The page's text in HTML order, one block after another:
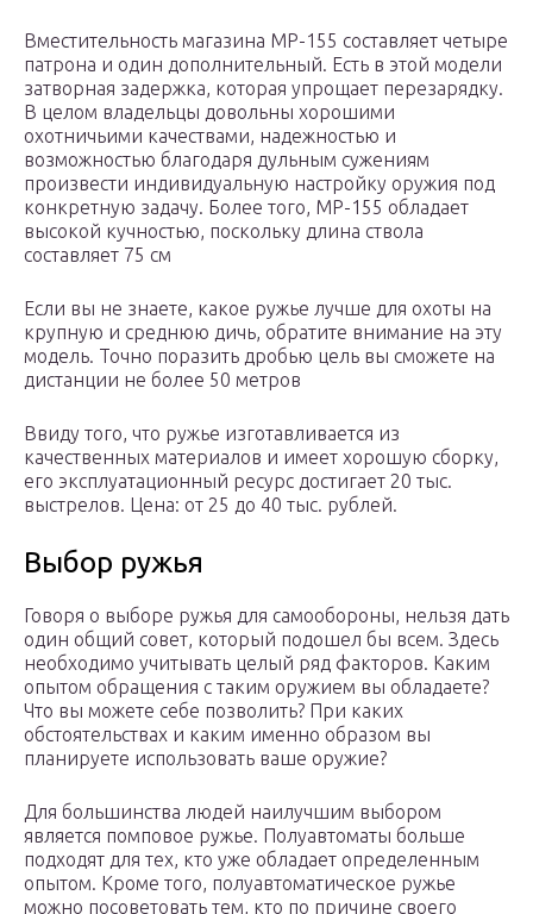
Вместительность магазина МР-155 составляет четыре
патрона и один дополнительный. Есть в этой модели
затворная задержка, которая упрощает перезарядку.
В целом владельцы довольны хорошими
охотничьими качествами, надежностью и
возможностью благодаря дульным сужениям
произвести индивидуальную настройку оружия под
конкретную задачу. Более того, МР-155 обладает
высокой кучностью, поскольку длина ствола
составляет 75 см
Если вы не знаете, какое ружье лучше для охоты на
крупную и среднюю дичь, обратите внимание на эту
модель. Точно поразить дробью цель вы сможете на
дистанции не более 50 метров
Ввиду того, что ружье изготавливается из
качественных материалов и имеет хорошую сборку,
его эксплуатационный ресурс достигает 20 тыс.
выстрелов. Цена: от 25 до 40 тыс. рублей.
Выбор ружья
Говоря о выборе ружья для самообороны, нельзя дать
один общий совет, который подошел бы всем. Здесь
необходимо учитывать целый ряд факторов. Каким
опытом обращения с таким оружием вы обладаете?
Что вы можете себе позволить? При каких
обстоятельствах и каким именно образом вы
планируете использовать ваше оружие?
Для большинства людей наилучшим выбором
является помповое ружье. Полуавтоматы больше
подходят для тех, кто уже обладает определенным
опытом. Кроме того, полуавтоматическое ружье
можно посоветовать тем, кто по причине своего